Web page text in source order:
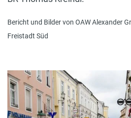
Bericht und Bilder von OAW Alexander
Freistadt Süd